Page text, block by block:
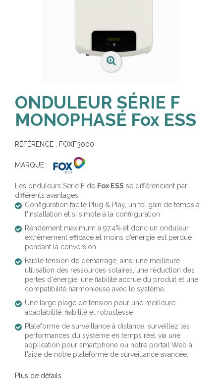
ONDULEUR SÉRIE F
MONOPHASÉ Fox ESS
RÉFÉRENCE : FOXF3000
MARQUE :
Les onduleurs Série F de Fox ESS se différencient par
différents avantages :
Configuration facile Plug & Play, un tel gain de temps à
l'installation et si simple à la confirguration
Rendement maximum à 97,4% et donc un onduleur
extrêmement efficace et moins d’énergie est perdue
pendant la conversion
Faible tension de démarrage, ainsi une meilleure
utilisation des ressources solaires, une réduction des
pertes d'énergie, une fiabilité accrue du produit et une
compatibilité harmonieuse avec le système.
Une large plage de tension pour une meilleure
adaptabilité, fiabilité et robustesse
Plateforme de surveillance à distance: surveillez les
performances du système en temps réel via une
application pour smartphone ou notre portail Web à
l'aide de notre plateforme de surveillance avancée.
Plus de détails